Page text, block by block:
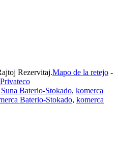
Rezervitaj.Mapo de la retejo -
Baterio-Stokado, komerca
Baterio-Stokado, komerca